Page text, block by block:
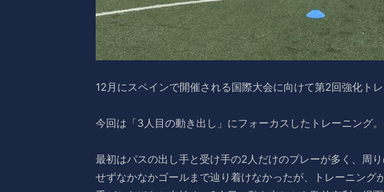
12月にスペインで開催される国際大会に向けて第2回強化トレ
今回は「3人目の動き出し」にフォーカスしたトレーニング。
最初はパスの出し手と受け手の2人だけのプレーが多く、周
せずなかなかゴールまで辿り着けなかったが、トレーニング